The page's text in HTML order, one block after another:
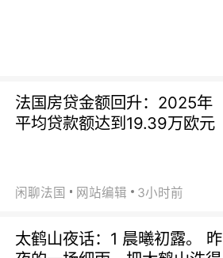
法国房贷金额回升：2025年
平均贷款额达到19.39万欧元
闲聊法国 网站编辑 3小时前
太鹤山夜话：1 晨曦初露。 昨